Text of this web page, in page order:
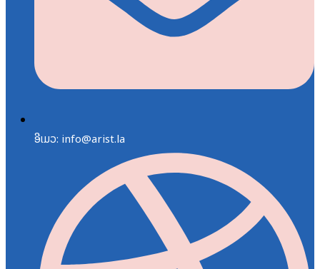
ອີເມວ: info@arist.la